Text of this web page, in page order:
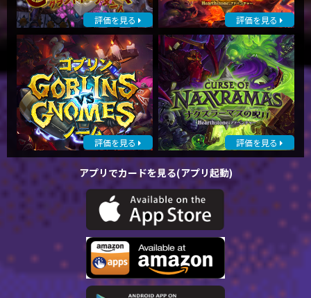
評価を見る 評価を見る
評価を見る 評価を見る
アプリでカードを見る(アプリ起動)